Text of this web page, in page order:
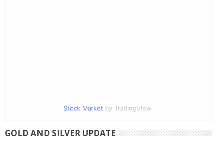
Stock Market by TradingView
GOLD AND SILVER UPDATE